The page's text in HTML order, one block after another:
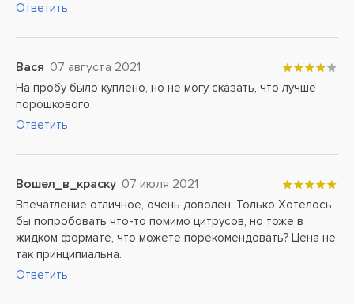
Ответить
Вася 07 августа 2021
На пробу было куплено, но не могу сказать, что лучше
порошкового
Ответить
Вошел_в_краску 07 июля 2021
Впечатление отличное, очень доволен. Только Хотелось
бы попробовать что-то помимо цитрусов, но тоже в
жидком формате, что можете порекомендовать? Цена не
так принципиальна.
Ответить